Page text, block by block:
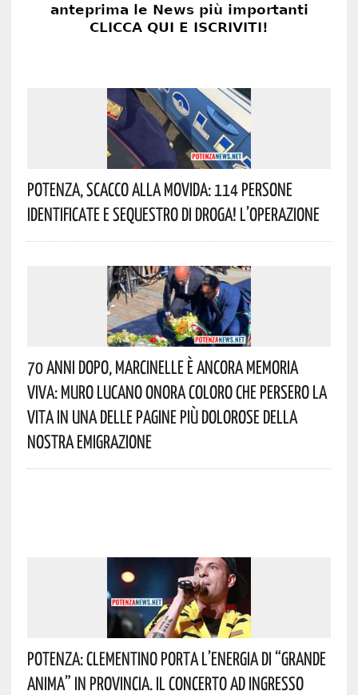
Potenza, Scacco Alla Movida: 114 Persone
Identificate E Sequestro Di Droga! L’operazione
70 Anni Dopo, Marcinelle È Ancora Memoria
Viva: Muro Lucano Onora Coloro Che Persero La
Vita In Una Delle Pagine Più Dolorose Della
Nostra Emigrazione
Potenza: Clementino Porta L’energia Di “Grande
Anima” In Provincia. Il Concerto Ad Ingresso